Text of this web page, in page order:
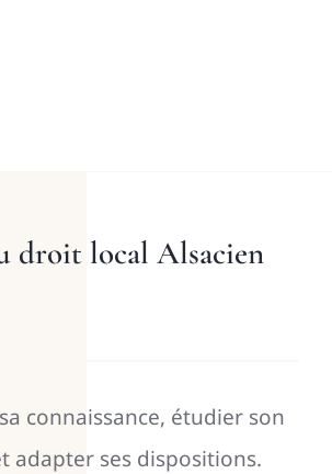
droit local Alsacien
connaissance, étudier son
adapter ses dispositions.